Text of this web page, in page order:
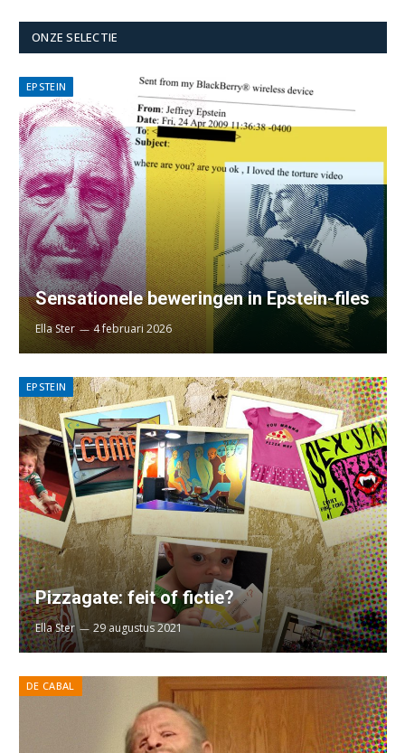
ONZE SELECTIE
EPSTEIN
Sensationele beweringen in Epstein-files
Ella Ster 4 februari 2026
EPSTEIN
Pizzagate: feit of fictie?
Ella Ster 29 augustus 2021
DE CABAL